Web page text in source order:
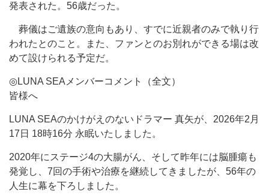
発表された。56歳だった。
葬儀はご遺族の意向もあり、すでに近親者のみで執り行
われたとのこと。また、ファンとのお別れができる場は改
めて設けられる予定だ。
◎LUNA SEAメンバーコメント（全文）
皆様へ
LUNA SEAのかけがえのないドラマー 真矢が、2026年2月
17日 18時16分 永眠いたしました。
2020年にステージ4の大腸がん、そして昨年には脳腫瘍も
発覚し、7回の手術や治療を継続してきましたが、56年の
人生に幕を下ろしました。